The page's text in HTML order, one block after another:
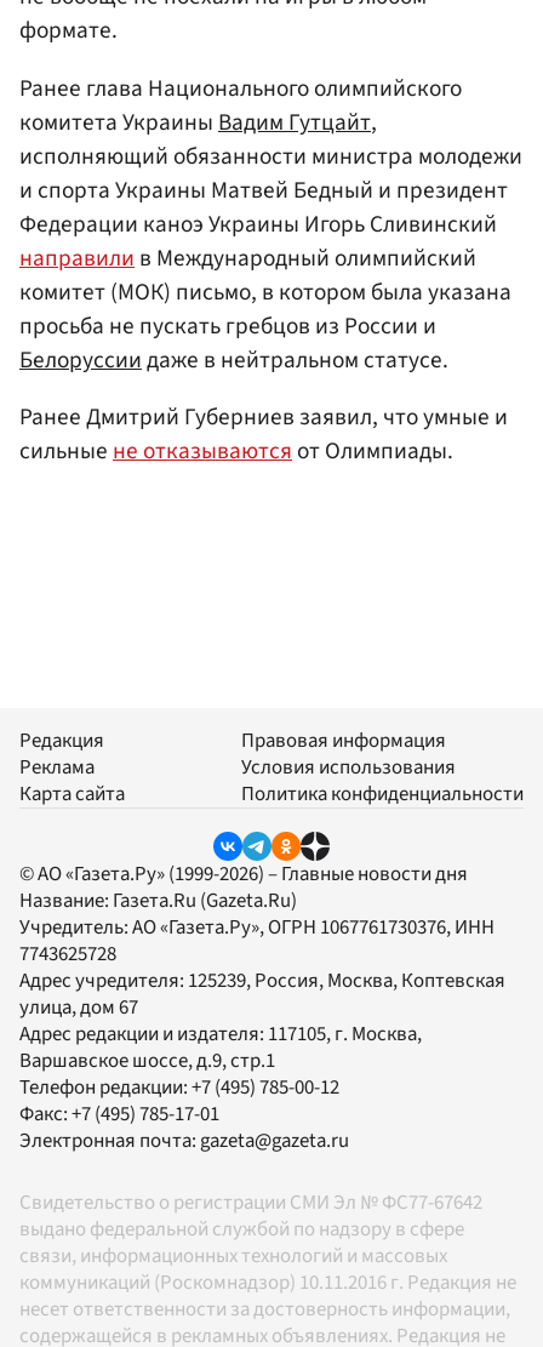
формате.
Ранее глава Национального олимпийского
комитета Украины Вадим Гутцайт,
исполняющий обязанности министра молодежи
и спорта Украины Матвей Бедный и президент
Федерации каноэ Украины Игорь Сливинский
направили в Международный олимпийский
комитет (МОК) письмо, в котором была указана
просьба не пускать гребцов из России и
Белоруссиидаже в нейтральном статусе.
Ранее Дмитрий Губерниев заявил, что умные и
сильныене отказываютсяот Олимпиады.
Редакция
Реклама
Карта сайта
Правовая информация
Условия использования
Политика конфиденциальности
© АО «Газета.Ру» (1999-2026) – Главные новости дня
Название: Газета.Ru (Gazeta.Ru)
Учредитель:АО «Газета.Ру», ОГРН 1067761730376, ИНН
7743625728
Адрес учредителя: 125239, Россия, Москва, Коптевская
улица, дом 67
Адрес редакции и издателя: 117105, г. Москва,
Варшавское шоссе, д.9, стр.1
Телефон редакции:+7 (495) 785-00-12
Факс:+7 (495) 785-17-01
Электронная почта:gazeta@gazeta.ru
Свидетельство о регистрации СМИ Эл № ФС77-67642
выдано федеральной службой по надзору в сфере
связи, информационных технологий и массовых
коммуникаций (Роскомнадзор) 10.11.2016 г. Редакция не
несет ответственности за достоверность информации,
содержащейся в рекламных объявлениях. Редакция не